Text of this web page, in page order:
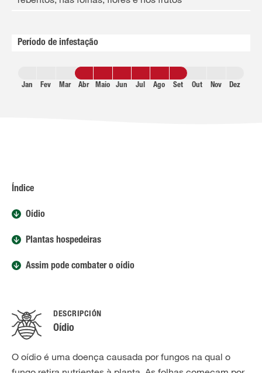
Período de infestação
Jan Fev Mar Abr Maio Jun Jul Ago Set Out Nov Dez
Índice
Oídio
Plantas hospedeiras
Assim pode combater o oídio
DESCRIPCIÓN
Oídio
O oídio é uma doença causada por fungos na qual o